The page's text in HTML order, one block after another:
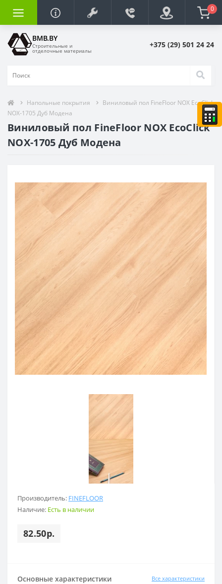
0
BMB.BY
Строительные и
отделочные материалы
+375 (29) 501 24 24
Напольные покрытия
Виниловый пол FineFloor NOX EcoClick
NOX-1705 Дуб Модена
Виниловый пол FineFloor NOX EcoClick
NOX-1705 Дуб Модена
Производитель: FINEFLOOR
Наличие: Есть в наличии
82.50р.
Основные характеристики Все характеристики